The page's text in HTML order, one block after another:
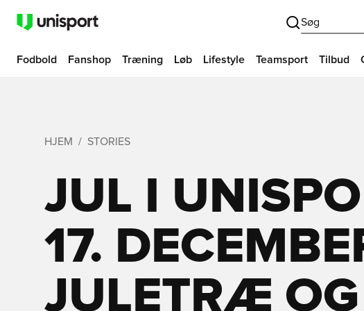
Søg
Fodbold Fanshop Træning Løb Lifestyle Teamsport Tilbud
HJEM STORIES
JUL I
17.
JULETRÆ OG